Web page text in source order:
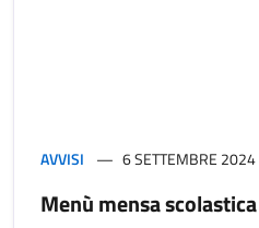
AVVISI 6 SETTEMBRE 2024
Menù mensa scolastica